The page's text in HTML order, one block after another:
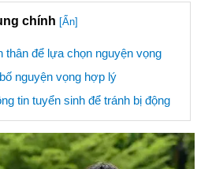
chính [Ẩn]
thân để lựa chọn nguyện vọng
nguyện vọng hợp lý
tin tuyển sinh để tránh bị động